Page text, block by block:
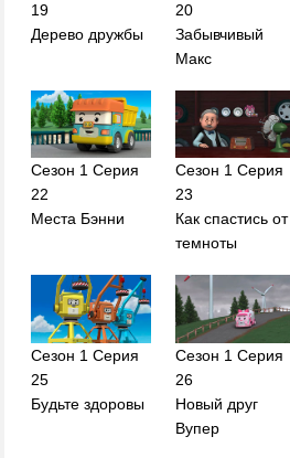
19
Дерево дружбы
20
Забывчивый
Макс
Сезон 1 Серия
22
Места Бэнни
Сезон 1 Серия
23
Как спастись от
темноты
Сезон 1 Серия
25
Будьте здоровы
Сезон 1 Серия
26
Новый друг
Вупер